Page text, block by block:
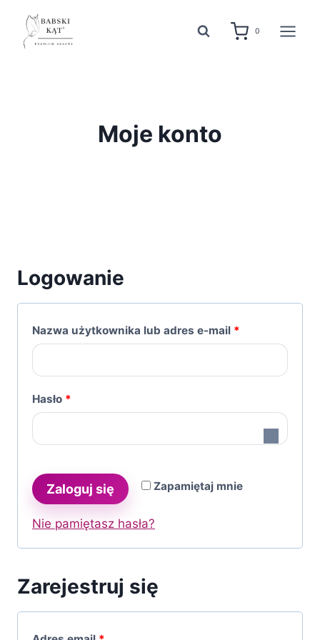
treści
0
Moje konto
Logowanie
Nazwa użytkownika lub adres e-mail *
m
n
Hasło *
m
a
g
a
n
Zapamiętaj mnie
Zaloguj się
Nie pamiętasz hasła?
Zarejestruj się